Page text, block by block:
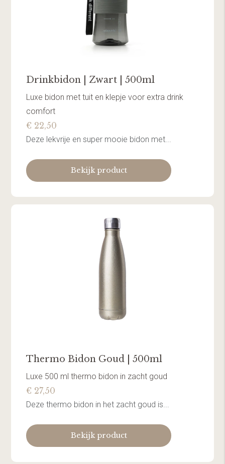
Drinkbidon | Zwart | 500ml
Luxe bidon met tuit en klepje voor extra drink
comfort
€ 22,50
Deze lekvrije en super mooie bidon met...
Bekijk product
Thermo Bidon Goud | 500ml
Luxe 500 ml thermo bidon in zacht goud
€ 27,50
Deze thermo bidon in het zacht goud is...
Bekijk product